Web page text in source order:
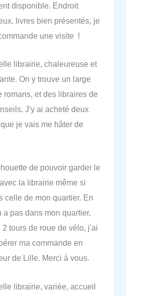
disponible. Endroit
livres bien présentés, je
une visite !
librairie, chaleureuse et
On y trouve un large
romans, et des libraires de
J'y ai acheté deux
je vais me hâter de
de pouvoir garder le
la librairie même si
celle de mon quartier. En
a pas dans mon quartier,
2 tours de roue de vélo, j'ai
ma commande en
de Lille. Merci à vous.
librairie, variée, accueil